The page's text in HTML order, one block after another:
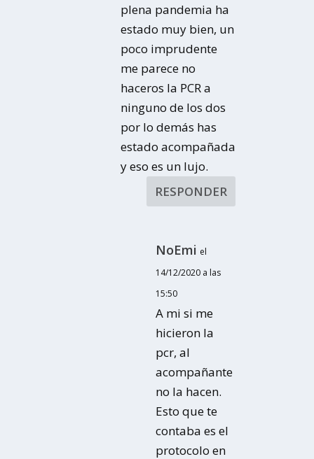
plena pandemia ha
estado muy bien, un
poco imprudente
me parece no
haceros la PCR a
ninguno de los dos
por lo demás has
estado acompañada
y eso es un lujo.
RESPONDER
NoEmi el
14/12/2020 a las
15:50
A mi si me
hicieron la
pcr, al
acompañante
no la hacen.
Esto que te
contaba es el
protocolo en